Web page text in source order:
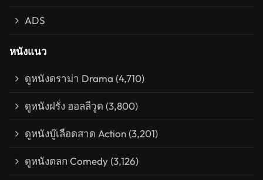
ADS
หนังแนว
ดูหนังดราม่า Drama (4,710)
ดูหนังฝรั่ง ฮอลลีวูด (3,800)
ดูหนังบู๊เลือดสาด Action(3,201)
ดูหนังตลก Comedy(3,126)